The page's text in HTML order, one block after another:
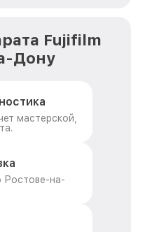
Fujifilm
Дону
мастерской,
Ростове-на-